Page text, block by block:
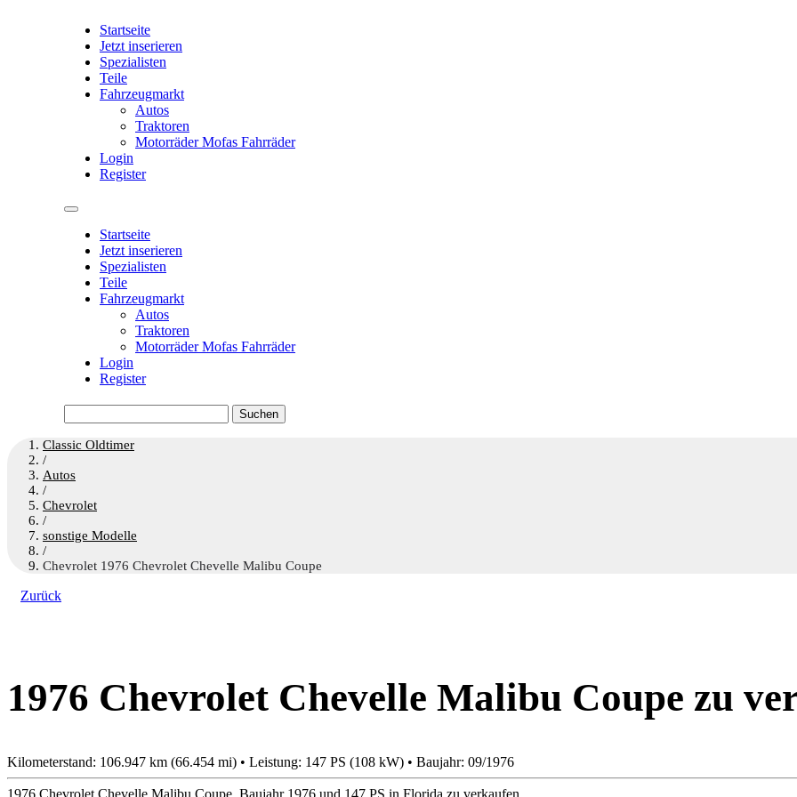
Startseite
Jetzt inserieren
Spezialisten
Teile
Fahrzeugmarkt
Autos
Traktoren
Motorräder Mofas Fahrräder
Login
Register
Startseite
Jetzt inserieren
Spezialisten
Teile
Fahrzeugmarkt
Autos
Traktoren
Motorräder Mofas Fahrräder
Login
Register
nach:
Classic Oldtimer
/
Autos
/
Chevrolet
/
sonstige Modelle
/
Chevrolet 1976 Chevrolet Chevelle Malibu Coupe
Zurück
1976 Chevrolet Chevelle Malibu Coupe zu
Kilometerstand: 106.947 km (66.454 mi) • Leistung: 147 PS (108 kW) • Baujahr: 09/1976
1976 Chevrolet Chevelle Malibu Coupe, Baujahr 1976 und 147 PS in Florida zu verkaufen.